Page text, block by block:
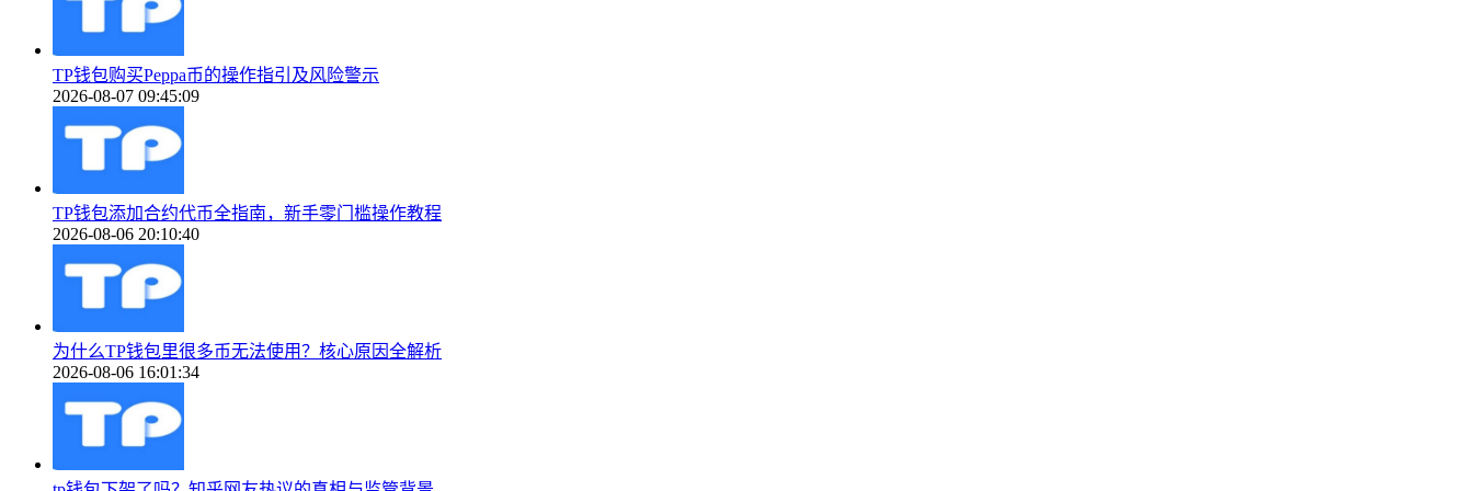
TP钱包购买Peppa币的操作指引及风险警示
2026-08-07 09:45:09
TP钱包添加合约代币全指南，新手零门槛操作教程
2026-08-06 20:10:40
为什么TP钱包里很多币无法使用？核心原因全解析
2026-08-06 16:01:34